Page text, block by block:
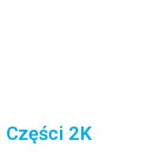
Części 2K